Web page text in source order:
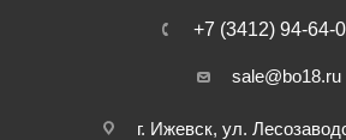
+7 (3412) 94-64-
sale@bo18.ru
г. Ижевск, ул.